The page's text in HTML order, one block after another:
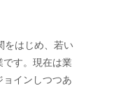
をはじめ、若い
です。現在は業
インしつつあ